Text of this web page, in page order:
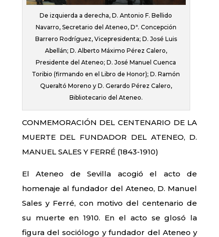
De izquierda a derecha, D. Antonio F. Bellido
Navarro, Secretario del Ateneo, Dª. Concepción
Barrero Rodríguez, Vicepresidenta; D. José Luis
Abellán; D. Alberto Máximo Pérez Calero,
Presidente del Ateneo; D. José Manuel Cuenca
Toribio (firmando en el Libro de Honor); D. Ramón
Queraltó Moreno y D. Gerardo Pérez Calero,
Bibliotecario del Ateneo.
CONMEMORACIÓN DEL CENTENARIO DE LA
MUERTE DEL FUNDADOR DEL ATENEO, D.
MANUEL SALES Y FERRÉ (1843-1910)
El Ateneo de Sevilla acogió el acto de
homenaje al fundador del Ateneo, D. Manuel
Sales y Ferré, con motivo del centenario de
su muerte en 1910. En el acto se glosó la
figura del sociólogo y fundador del Ateneo y